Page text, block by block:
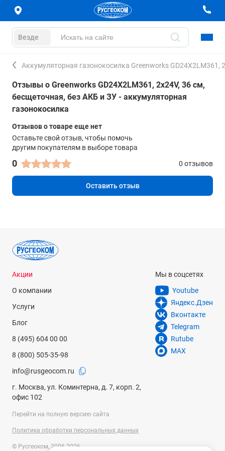
Везде
Аккумуляторная газонокосилка Greenworks GD24X2LM361,
Отзывы о Greenworks GD24X2LM361, 2х24V, 36 см,
бесщеточная, без АКБ и ЗУ - аккумуляторная
газонокосилка
Отзывов о товаре еще нет
Оставьте свой отзыв, чтобы помочь
другим покупателям в выборе товара
0 0 отзывов
Оставить отзыв
Акции
О компании
Услуги
Блог
8 (495) 604 00 00
8 (800) 505-35-98
info@rusgeocom.ru
г. Москва, ул. Коминтерна, д. 7, корп. 2,
офис 102
Мы в соцсетях
Youtube
Яндекс.Дзен
Вконтакте
Telegram
Rutube
MAX
Перейти на полную версию сайта
Политика обработки персональных данных
© Русгеоком, 2006-2026